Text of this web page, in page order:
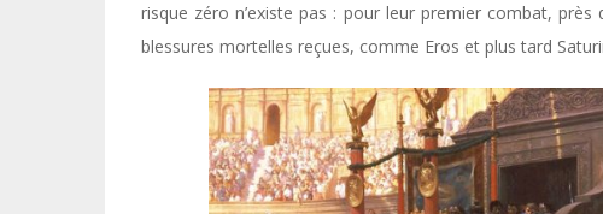
risque zéro n’existe pas : pour leur premier combat,
blessures mortelles reçues, comme Eros et plus tard